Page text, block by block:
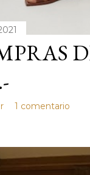
1 comentario